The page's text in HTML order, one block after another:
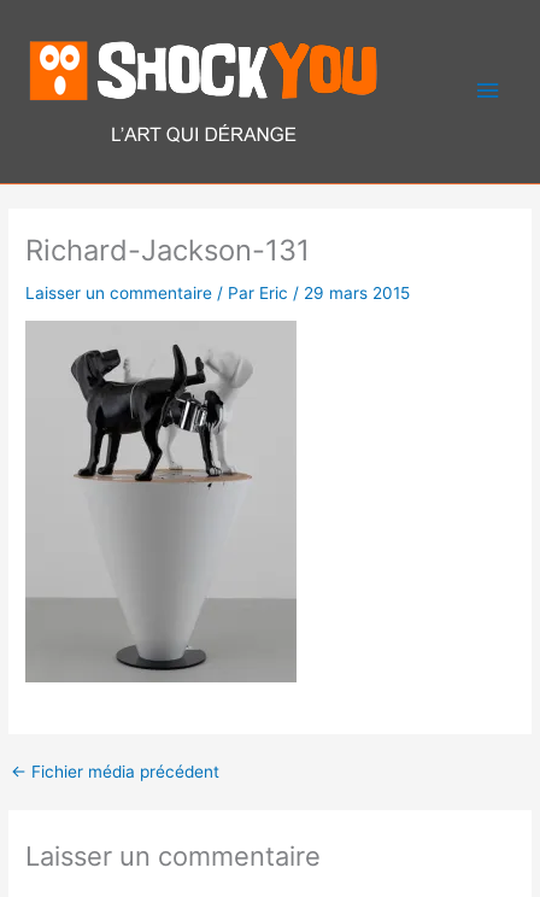
contenu
Richard-Jackson-131
Laisser un commentaire / Par Eric / 29 mars 2015
← Fichier média précédent
Laisser un commentaire